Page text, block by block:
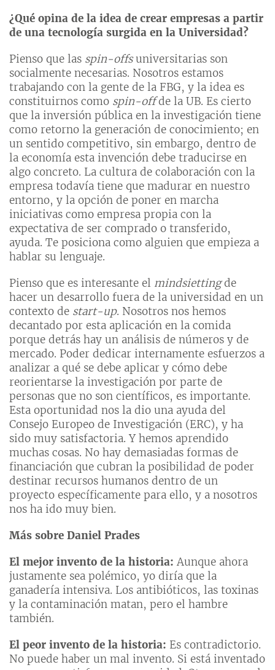
¿Qué opina de la idea de crear empresas a partir
de una tecnología surgida en la Universidad?
Pienso que las spin-offsuniversitarias son
socialmente necesarias. Nosotros estamos
trabajando con la gente de la FBG, y la idea es
constituirnos como spin-offde la UB. Es cierto
que la inversión pública en la investigación tiene
como retorno la generación de conocimiento; en
un sentido competitivo, sin embargo, dentro de
la economía esta invención debe traducirse en
algo concreto. La cultura de colaboración con la
empresa todavía tiene que madurar en nuestro
entorno, y la opción de poner en marcha
iniciativas como empresa propia con la
expectativa de ser comprado o transferido,
ayuda. Te posiciona como alguien que empieza a
hablar su lenguaje.
Pienso que es interesante el mindsiettingde
hacer un desarrollo fuera de la universidad en un
contexto de start-up. Nosotros nos hemos
decantado por esta aplicación en la comida
porque detrás hay un análisis de números y de
mercado. Poder dedicar internamente esfuerzos a
analizar a qué se debe aplicar y cómo debe
reorientarse la investigación por parte de
personas que no son científicos, es importante.
Esta oportunidad nos la dio una ayuda del
Consejo Europeo de Investigación (ERC), y ha
sido muy satisfactoria. Y hemos aprendido
muchas cosas. No hay demasiadas formas de
financiación que cubran la posibilidad de poder
destinar recursos humanos dentro de un
proyecto específicamente para ello, y a nosotros
nos ha ido muy bien.
Más sobre Daniel Prades
El mejor invento de la historia: Aunque ahora
justamente sea polémico, yo diría que la
ganadería intensiva. Los antibióticos, las toxinas
y la contaminación matan, pero el hambre
también.
El peor invento de la historia: Es contradictorio.
No puede haber un mal invento. Si está inventado